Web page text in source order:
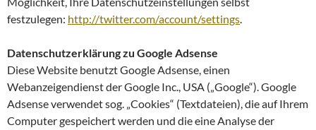
festzulegen: http://twitter.com/account/settings.
Datenschutzerklärung zu Google Adsense
Diese Website benutzt Google Adsense, einen
Webanzeigendienst der Google Inc., USA („Google“). Google
Adsense verwendet sog. „Cookies“ (Textdateien), die auf Ihrem
Computer gespeichert werden und die eine Analyse der